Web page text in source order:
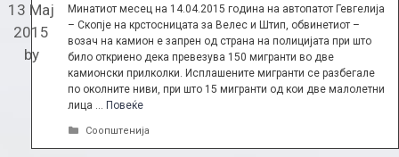
13 Мај
2015
by
Минатиот месец на 14.04.2015 година на автопатот Гевгелија
– Скопје на крстосницата за Велес и Штип, обвинетиот –
возач на камион е запрен од страна на полицијата при што
било откриено дека превезува 150 мигранти во две
камионски прилколки. Исплашените мигранти се разбегале
по околните ниви, при што 15 мигранти од кои две малолетни
лица … Повеќе
Categories
Соопштенија